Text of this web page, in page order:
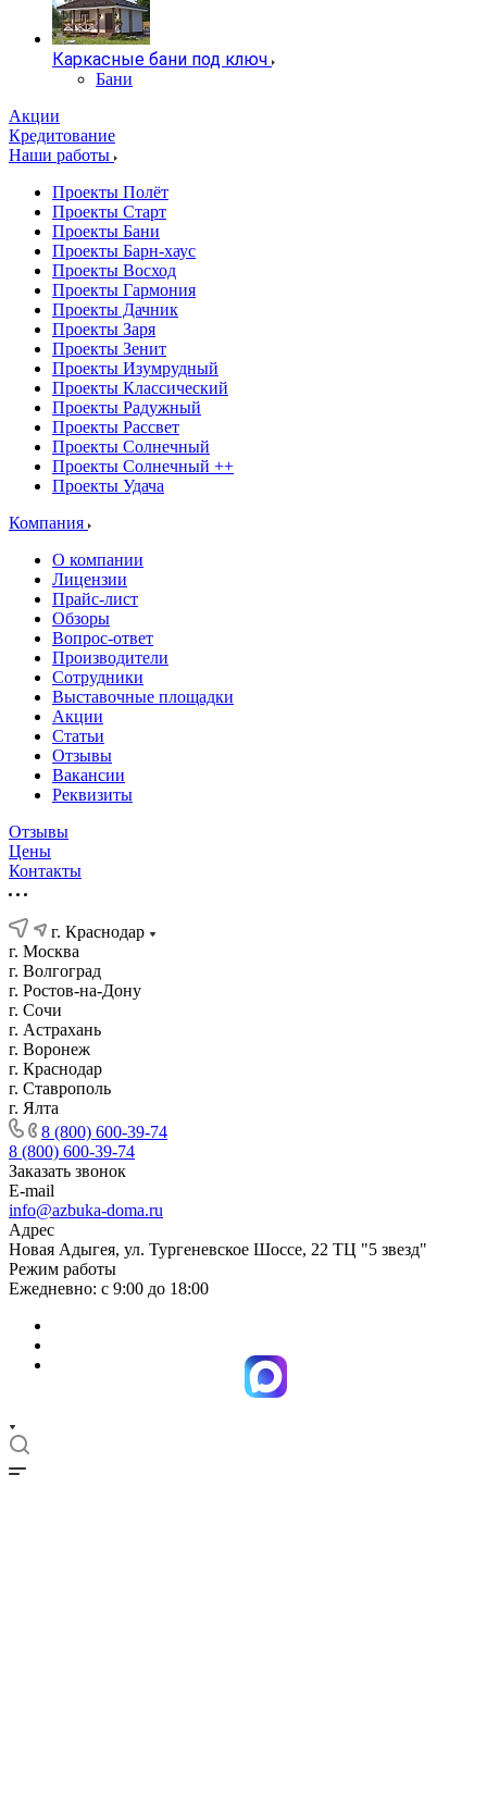
Каркасные бани под ключ
Бани
Акции
Кредитование
Наши работы
Проекты Полёт
Проекты Старт
Проекты Бани
Проекты Барн-хаус
Проекты Восход
Проекты Гармония
Проекты Дачник
Проекты Заря
Проекты Зенит
Проекты Изумрудный
Проекты Классический
Проекты Радужный
Проекты Рассвет
Проекты Солнечный
Проекты Солнечный ++
Проекты Удача
Компания
О компании
Лицензии
Прайс-лист
Обзоры
Вопрос-ответ
Производители
Сотрудники
Выставочные площадки
Акции
Статьи
Отзывы
Вакансии
Реквизиты
Отзывы
Цены
Контакты
г. Краснодар
г. Москва
г. Волгоград
г. Ростов-на-Дону
г. Сочи
г. Астрахань
г. Воронеж
г. Краснодар
г. Ставрополь
г. Ялта
8 (800) 600-39-74
8 (800) 600-39-74
Заказать звонок
E-mail
info@azbuka-doma.ru
Адрес
Новая Адыгея, ул. Тургеневское Шоссе, 22 ТЦ "5 звезд"
Режим работы
Ежедневно: с 9:00 до 18:00